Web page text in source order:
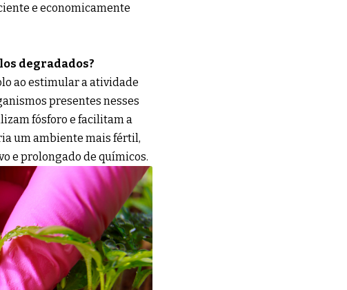
e economicamente
degradados?
ao estimular a atividade
presentes nesses
fósforo e facilitam a
um ambiente mais fértil,
e prolongado de químicos.